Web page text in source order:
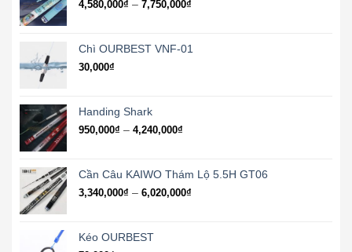
4,580,000₫ – 7,750,000₫
Chì OURBEST VNF-01
30,000₫
Handing Shark
950,000₫ – 4,240,000₫
950,000₫
4,240,000₫
Cần Câu KAIWO Thám Lộ 5.5H GT06
3,340,000₫ – 6,020,000₫
Kéo OURBEST